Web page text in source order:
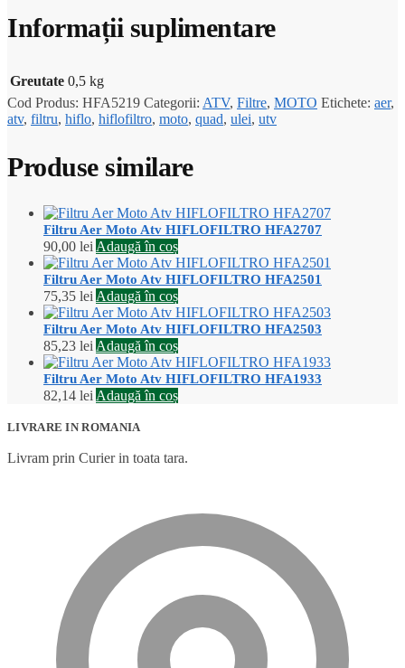
Informații suplimentare
Greutate 0,5 kg
Cod Produs: HFA5219 Categorii: ATV, Filtre, MOTO Etichete: aer,
atv, filtru, hiflo, hiflofiltro, moto, quad, ulei, utv
Produse similare
Filtru Aer Moto Atv HIFLOFILTRO HFA2707
90,00 leiAdaugă în coș
Filtru Aer Moto Atv HIFLOFILTRO HFA2501
75,35 leiAdaugă în coș
Filtru Aer Moto Atv HIFLOFILTRO HFA2503
85,23 leiAdaugă în coș
Filtru Aer Moto Atv HIFLOFILTRO HFA1933
82,14 leiAdaugă în coș
LIVRARE IN ROMANIA
Livram prin Curier in toata tara.